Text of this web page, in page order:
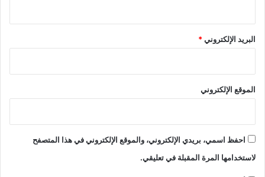
البريد الإلكتروني*
الموقع الإلكتروني
احفظ اسمي، بريدي الإلكتروني، والموقع الإلكتروني في هذا المتصفح
لاستخدامها المرة المقبلة في تعليقي.